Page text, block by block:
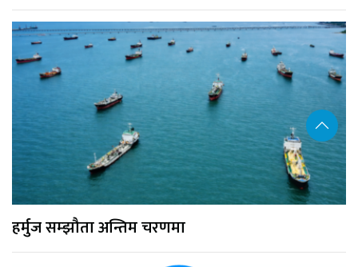
हर्मुज सम्झौता अन्तिम चरणमा